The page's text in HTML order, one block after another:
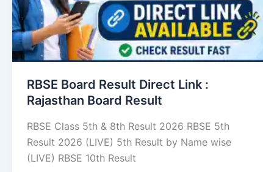
RBSE Board Result Direct Link : ​
Rajasthan Board Result
RBSE Class 5th & 8th Result 2026 RBSE 5th
Result 2026 (LIVE) 5th Result by Name wise
(LIVE) RBSE 10th Result